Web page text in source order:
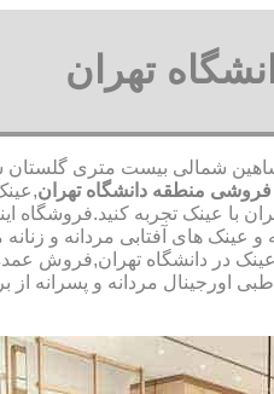
تهران
منطقه دانشگاه تهران
عینک تجربه کنید.فروشگاه
عینک های آفتابی مردانه و
در دانشگاه تهران,فروش
مردانه و پسرانه از